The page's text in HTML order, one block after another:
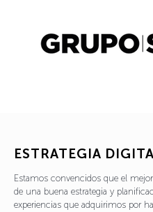
ESTRATEGIA
Estamos convencidos que el
de una buena estrategia y
experiencias que adquirimos por